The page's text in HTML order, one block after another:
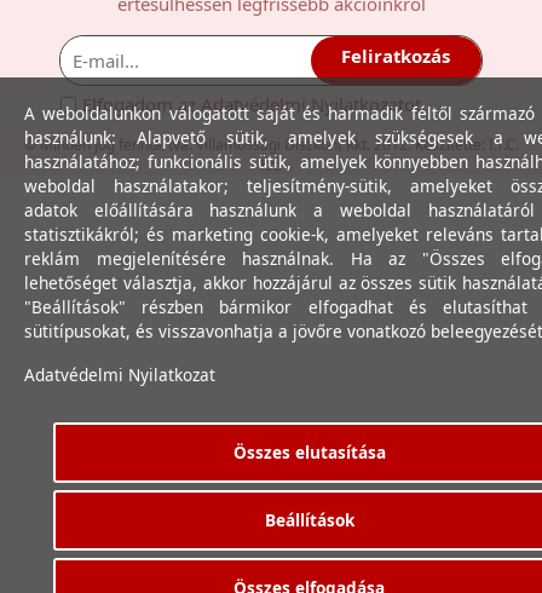
Feliratkozás
Elfogadom azAdatvédelmi Nyilatkozatot.
© Minden jog fenntartva. Villamossági Diszkont Kkt. 2012. Készítette: I.T.C.
Kft.
A weboldalunkon válogatott saját és harmadik féltől származó
használunk: Alapvető sütik, amelyek szükségesek a
használatához; funkcionális sütik, amelyek könnyebben
weboldal használatakor; teljesítmény-sütik, amelyeket
adatok előállítására használunk a weboldal
statisztikákról; és marketing cookie-k, amelyeket releváns
reklám megjelenítésére használnak. Ha az "Összes
lehetőséget választja, akkor hozzájárul az összes sütik
"Beállítások" részben bármikor elfogadhat és elutasíthat
sütitípusokat, és visszavonhatja a jövőre vonatkozó
Adatvédelmi Nyilatkozat
Összes elutasítása
Beállítások
Összes elfogadása